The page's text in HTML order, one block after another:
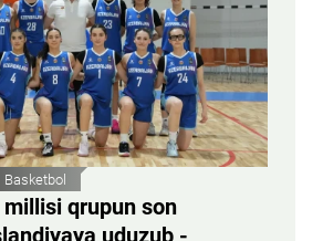
Basketbol
qrupun son
uduzub -